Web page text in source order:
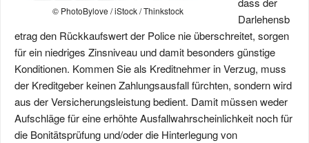
© PhotoBylove / iStock / Thinkstock
Darlehensb
etrag den Rückkaufswert der Police nie überschreitet, sorgen
für ein niedriges Zinsniveau und damit besonders günstige
Konditionen. Kommen Sie als Kreditnehmer in Verzug, muss
der Kreditgeber keinen Zahlungsausfall fürchten, sondern wird
aus der Versicherungsleistung bedient. Damit müssen weder
Aufschläge für eine erhöhte Ausfallwahrscheinlichkeit noch für
die Bonitätsprüfung und/oder die Hinterlegung von